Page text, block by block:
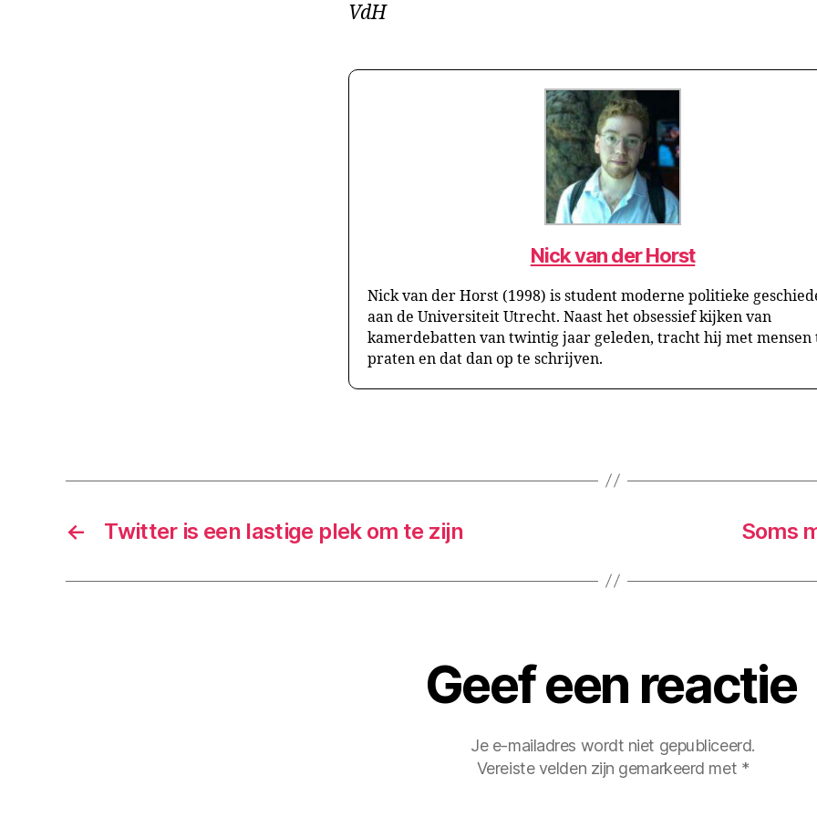
VdH
Nick van der Horst
Nick van der Horst (1998) is student moderne politieke
aan de Universiteit Utrecht. Naast het obsessief kijken van
kamerdebatten van twintig jaar geleden, tracht hij met mensen
praten en dat dan op te schrijven.
← Twitter is een lastige plek om te zijn Soms
Geef een reactie
Je e-mailadres wordt niet gepubliceerd.
Vereiste velden zijn gemarkeerd met *